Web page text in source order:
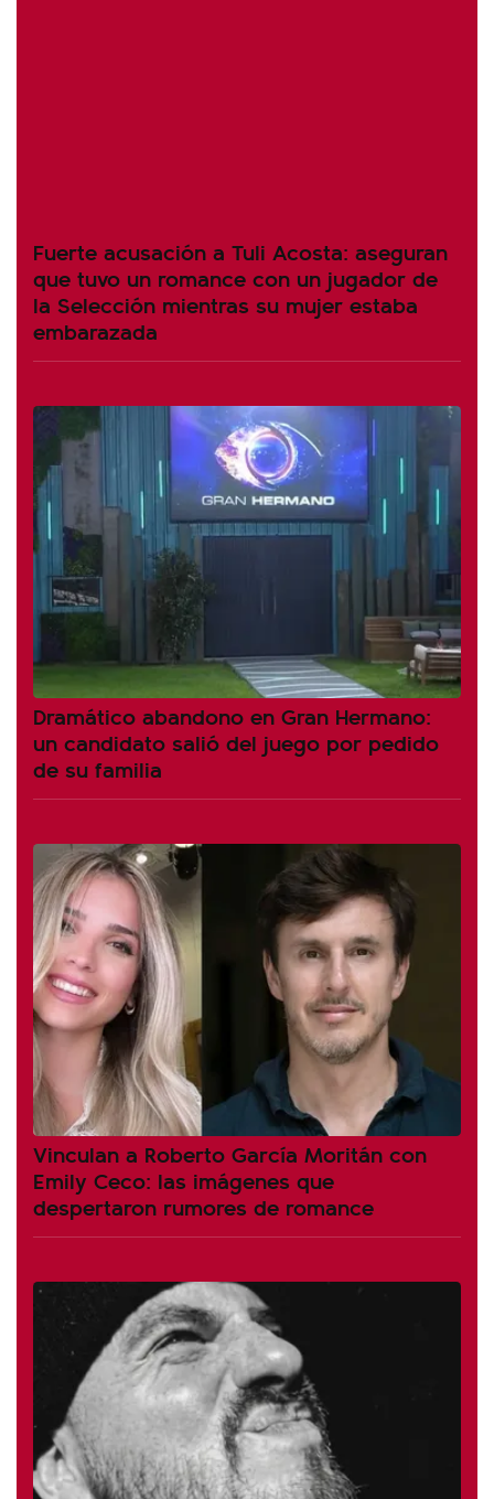
Fuerte acusación a Tuli Acosta: aseguran
que tuvo un romance con un jugador de
la Selección mientras su mujer estaba
embarazada
Dramático abandono en Gran Hermano:
un candidato salió del juego por pedido
de su familia
Vinculan a Roberto García Moritán con
Emily Ceco: las imágenes que
despertaron rumores de romance